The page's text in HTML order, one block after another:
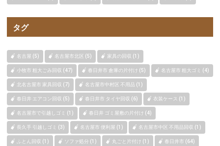
タグ
名古屋 (5) 名古屋市北区 (5) 家具の回収 (1)
小牧市 粗大ごみ回収 (47) 春日井市 倉庫の片付け (5) 名古屋市 粗大ゴミ (4)
北名古屋市 家具回収 (7) 名古屋市中村区 不用品 (1)
春日井 エアコン回収 (5) 春日井市 タイヤ回収 (6) 衣装ケース (1)
名古屋市で引越しゴミ (1) 春日井 ゴミ屋敷の片付け (4)
長久手 引越しゴミ (3) 名古屋市 便利屋 (1) 名古屋市中区 不用品回収 (1)
ふとん回収 (1) ソファ処分 (1) 丸ごと片付け (1) 春日井市 (64)